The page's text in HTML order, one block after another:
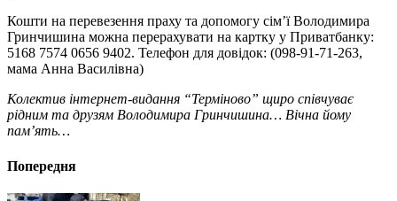
Кошти на перевезення праху та допомогу сім’ї Володимира
Гринчишина можна перерахувати на картку у Приватбанку:
5168 7574 0656 9402. Телефон для довідок: (098-91-71-263,
мама Анна Василівна)
Колектив інтернет-видання “Терміново” щиро співчуває
рідним та друзям Володимира Гринчишина… Вічна йому
пам’ять…
Попередня